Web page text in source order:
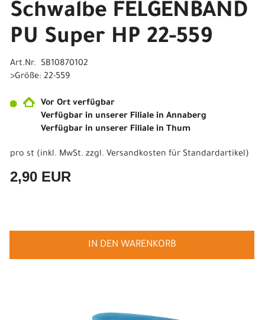
Schwalbe FELGENBAND
PU Super HP 22-559
Art.Nr. SB10870102
>Größe: 22-559
Vor Ort verfügbar
Verfügbar in unserer Filiale in Annaberg
Verfügbar in unserer Filiale in Thum
pro st (inkl. MwSt. zzgl. Versandkosten für Standardartikel)
2,90 EUR
IN DEN WARENKORB